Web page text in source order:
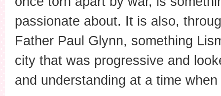
passionate about. It is also,
Father Paul Glynn, something
city that was progressive and
and understanding at a time